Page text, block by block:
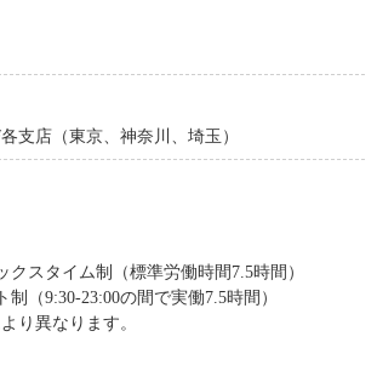
支店（東京、神奈川、埼玉）
タイム制（標準労働時間7.5時間）
9:30-23:00の間で実働7.5時間）
なります。